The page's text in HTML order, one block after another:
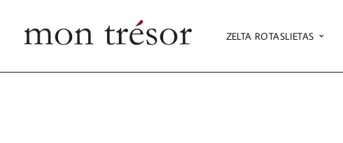
ZELTA ROTASLIETAS